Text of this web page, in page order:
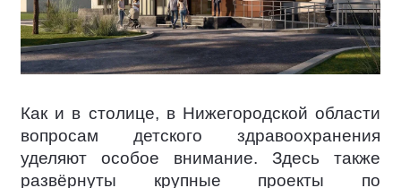
Как и в столице, в Нижегородской области
вопросам детского здравоохранения
уделяют особое внимание. Здесь также
развёрнуты крупные проекты по